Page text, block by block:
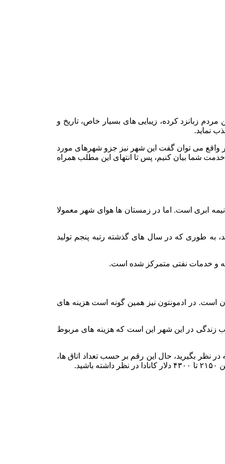
زبانزد کرده، زیبایی های بسیار خاص، تاریخ و
نماید.
واقع می توان گفت این شهر نیز جزو شهرهای مورد
شما بیان کنیم، پس تا انتهای این مطلب همراه
ابری است. اما در زمستان ها هوای شهر معمولا
به طوری که در سال های گذشته رتبه پنجم تولید
است. در ادمونتون نیز همین گونه است هزینه های
نفر در حدود ۱۲۷۰ دلار کانادا می باشد. یکی از نکات جالب زندگی در این شهر این است که هزینه های مربوط
یک آپارتمان بین ۸۵۰ تا ۲۳۰۰ دلار کانادا باید به صورت ماهیانه در نظر بگیرید، حال این رقم بر حسب تعداد اتاق ها،